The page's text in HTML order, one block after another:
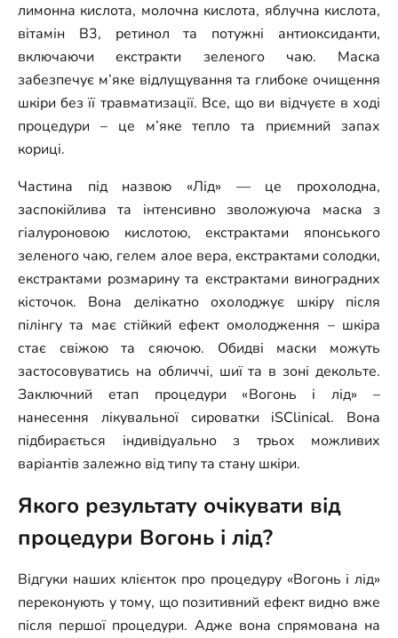
лимонна кислота, молочна кислота, яблучна кислота,
вітамін B3, ретинол та потужні антиоксиданти,
включаючи екстракти зеленого чаю. Маска
забезпечує м’яке відлущування та глибоке очищення
шкіри без її травматизації. Все, що ви відчуєте в ході
процедури – це м’яке тепло та приємний запах
кориці.
Частина під назвою «Лід» — це прохолодна,
заспокійлива та інтенсивно зволожуюча маска з
гіалуроновою кислотою, екстрактами японського
зеленого чаю, гелем алое вера, екстрактами солодки,
екстрактами розмарину та екстрактами виноградних
кісточок. Вона делікатно охолоджує шкіру після
пілінгу та має стійкий ефект омолодження – шкіра
стає свіжою та сяючою. Обидві маски можуть
застосовуватись на обличчі, шиї та в зоні декольте.
Заключний етап процедури «Вогонь і лід» –
нанесення лікувальної сироватки iSClinical. Вона
підбирається індивідуально з трьох можливих
варіантів залежно від типу та стану шкіри.
Якого результату очікувати від
процедури Вогонь і лід?
Відгуки наших клієнток про процедуру «Вогонь і лід»
переконують у тому, що позитивний ефект видно вже
після першої процедури. Адже вона спрямована на